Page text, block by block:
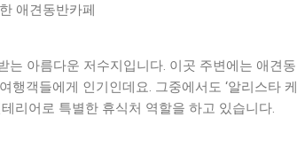
애견동반카페
는 아름다운 저수지입니다. 이곳 주변에는 애견동
객들에게 인기인데요. 그중에서도 ‘알리스타 케
리어로 특별한 휴식처 역할을 하고 있습니다.